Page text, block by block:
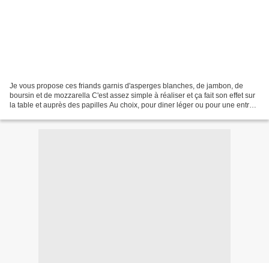
Je vous propose ces friands garnis d'asperges blanches, de jambon, de
boursin et de mozzarella C'est assez simple à réaliser et ça fait son effet sur
la table et auprès des papilles Au choix, pour diner léger ou pour une entrée